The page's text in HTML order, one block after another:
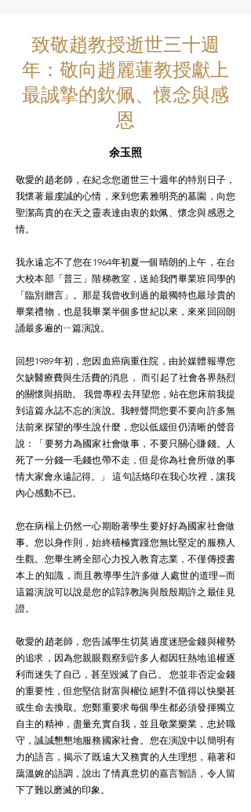
致敬趙教授逝世三十週
年：敬向趙麗蓮教授獻上
最誠摯的欽佩、懷念與感
恩
余玉照
敬愛的趙老師，在紀念您逝世三十週年的特別日子，
我懷著最虔誠的心情，來到您素雅明亮的墓園，向您
聖潔高貴的在天之靈表達由衷的欽佩、懷念與感恩之
情。
我永遠忘不了您在1964年初夏一個晴朗的上午，在台
大校本部「普三」階梯教室，送給我們畢業班同學的
「臨別贈言」。那是我曾收到過的最獨特也最珍貴的
畢業禮物，也是我畢業半個多世紀以來，來來回回朗
誦最多遍的ㄧ篇演說。
回想1989年初，您因血癌病重住院，由於媒體報導您
欠缺醫療費與生活費的消息， 而引起了社會各界熱烈
的關懷與捐助。 我曾專程去拜望您，站在您床前我提
到這篇永誌不忘的演說。我輕聲問您要不要向許多無
法前來探望的學生說什麼，您以低緩但仍清晰的聲音
說：「要努力為國家社會做事，不要只關心賺錢。人
死了一分錢一毛錢也帶不走，但是你為社會所做的事
情大家會永遠記得。」 這句話烙印在我心坎裡，讓我
內心感動不已。
您在病榻上仍然一心期盼著學生要好好為國家社會做
事。您以身作則，始終積極實踐您無比堅定的服務人
生觀。您畢生將全部心力投入教育志業，不僅傳授書
本上的知識，而且教導學生許多做人處世的道理─而
這篇演說可以說是您的諄諄教誨與殷殷期許之最佳見
證。
敬愛的趙老師，您告誡學生切莫過度迷戀金錢與權勢
的追求，因為您親眼觀察到許多人都因狂熱地追權逐
利而迷失了自己，甚至毀滅了自己。 您並非否定金錢
的重要性，但您堅信財富與權位絕對不值得以快樂甚
或生命去換取。您鄭重要求每個學生都必須發揮獨立
自主的精神，盡量充實自我，並且敬業樂業，忠於職
守，誠誠懇懇地服務國家社會。您在演說中以簡明有
力的語言，揭示了既遠大又務實的人生理想，藉著和
藹溫婉的語調，說出了情真意切的嘉言智語，令人留
下了難以磨滅的印象。